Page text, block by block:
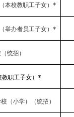
本校教职工子女）*
举办者员工子女）*
统招）
教职工子女）*
（小学）（统招）